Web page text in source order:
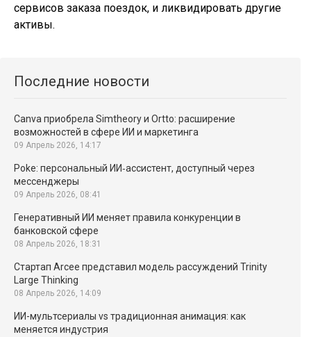
сервисов заказа поездок, и ликвидировать другие
активы.
Последние новости
Canva приобрела Simtheory и Ortto: расширение
возможностей в сфере ИИ и маркетинга
09 Апрель 2026, 14:17
Poke: персональный ИИ‑ассистент, доступный через
мессенджеры
09 Апрель 2026, 08:41
Генеративный ИИ меняет правила конкуренции в
банковской сфере
08 Апрель 2026, 18:31
Стартап Arcee представил модель рассуждений Trinity
Large Thinking
08 Апрель 2026, 14:09
ИИ-мультсериалы vs традиционная анимация: как
меняется индустрия